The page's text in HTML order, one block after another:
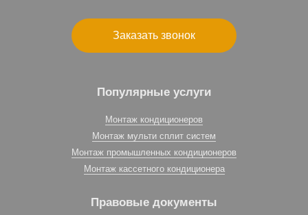
Заказать звонок
Популярные услуги
Монтаж кондиционеров
Монтаж мульти сплит систем
Монтаж промышленных кондиционеров
Монтаж кассетного кондиционера
Правовые документы